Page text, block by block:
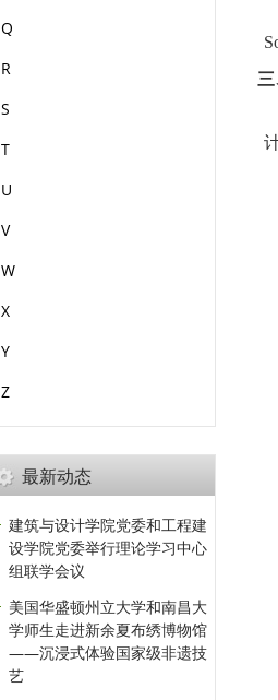
Q
R
S
T
U
V
W
X
Y
Z
最新动态
建筑与设计学院党委和工程建
设学院党委举行理论学习中心
组联学会议
美国华盛顿州立大学和南昌大
学师生走进新余夏布绣博物馆
——沉浸式体验国家级非遗技
艺